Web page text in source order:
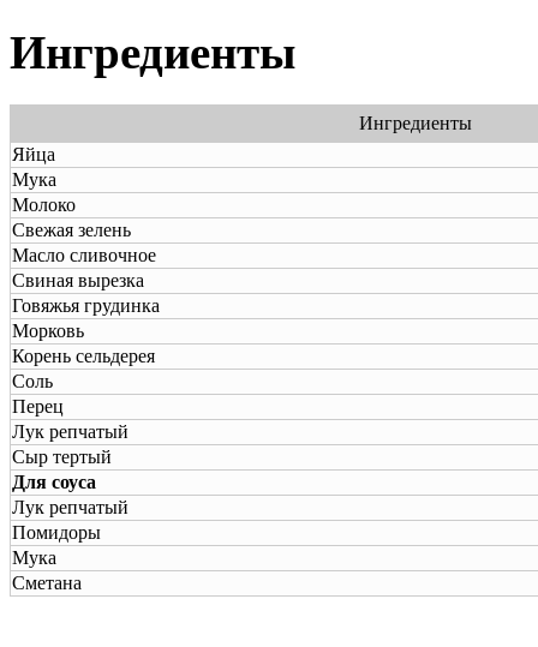
Ингредиенты
Ингредиенты
Яйца
Мука
Молоко
Свежая зелень
Масло сливочное
Свиная вырезка
Говяжья грудинка
Морковь
Корень сельдерея
Соль
Перец
Лук репчатый
Сыр тертый
Для соуса
Лук репчатый
Помидоры
Мука
Сметана